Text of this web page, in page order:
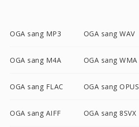
OGA sang MP3 OGA sang WAV
OGA sang M4A OGA sang WMA
OGA sang FLAC OGA sang OPUS
OGA sang AIFF OGA sang 8SVX